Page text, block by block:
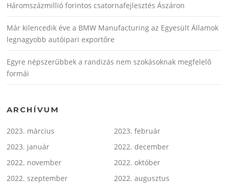
Háromszázmillió forintos csatornafejlesztés Ászáron
Már kilencedik éve a BMW Manufacturing az Egyesült Államok
legnagyobb autóipari exportőre
Egyre népszerűbbek a randizás nem szokásoknak megfelelő
formái
ARCHÍVUM
2023. március
2023. február
2023. január
2022. december
2022. november
2022. október
2022. szeptember
2022. augusztus